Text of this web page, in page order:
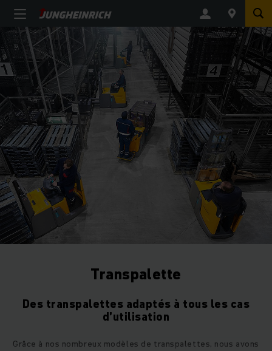
Transpalette
Des transpalettes adaptés à tous les cas
d’utilisation
Grâce à nos nombreux modèles de transpalettes, nous avons